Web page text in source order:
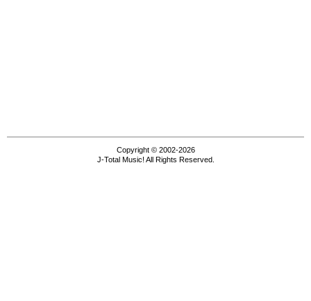
Copyright © 2002-2026
J-Total Music! All Rights Reserved.